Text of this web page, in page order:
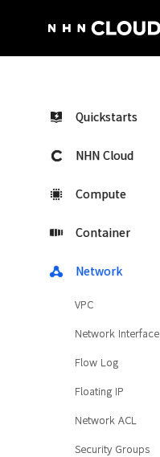
Quickstarts
NHN Cloud
Compute
Container
Network
VPC
Network Interface
Flow Log
Floating IP
Network ACL
Security Groups